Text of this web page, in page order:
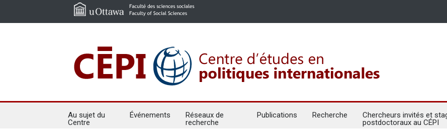
Au sujet du
Centre
Événements
Réseaux de
recherche
Publications Recherche
Chercheurs invités et
postdoctoraux au CÉPI